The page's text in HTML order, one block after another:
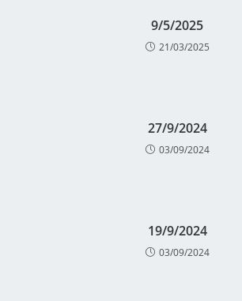
9/5/2025
21/03/2025
27/9/2024
03/09/2024
19/9/2024
03/09/2024